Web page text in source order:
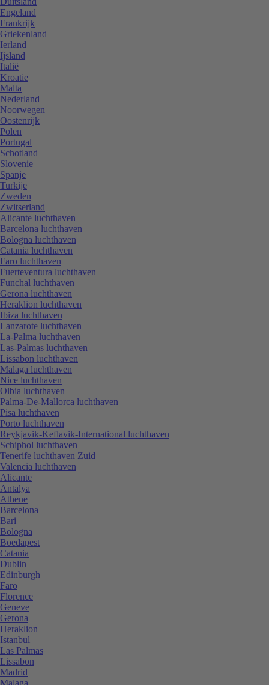
Engeland
Frankrijk
Griekenland
Ierland
Ijsland
Italië
Kroatie
Malta
Nederland
Noorwegen
Oostenrijk
Polen
Portugal
Schotland
Slovenie
Spanje
Turkije
Zweden
Zwitserland
Alicante luchthaven
Barcelona luchthaven
Bologna luchthaven
Catania luchthaven
Faro luchthaven
Fuerteventura luchthaven
Funchal luchthaven
Gerona luchthaven
Heraklion luchthaven
Ibiza luchthaven
Lanzarote luchthaven
La-Palma luchthaven
Las-Palmas luchthaven
Lissabon luchthaven
Malaga luchthaven
Nice luchthaven
Olbia luchthaven
Palma-De-Mallorca luchthaven
Pisa luchthaven
Porto luchthaven
Reykjavik-Keflavik-International luchthaven
Schiphol luchthaven
Tenerife luchthaven Zuid
Valencia luchthaven
Alicante
Antalya
Athene
Barcelona
Bari
Bologna
Boedapest
Catania
Dublin
Edinburgh
Faro
Florence
Geneve
Gerona
Heraklion
Istanbul
Las Palmas
Lissabon
Madrid
Malaga